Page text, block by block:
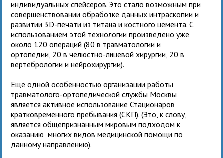
индивидуальных спейсеров. Это стало возможным при
совершенствовании обработке данных интраскопии и
развитии 3D-печати из титана и костного цемента. С
использованием этой технологии произведено уже
около 120 операций (80 в травматологии и
ортопедии, 20 в челюстно-лицевой хирургии, 20 в
вертебрологии и нейрохирургии).
Еще одной особенностью организации работы
травматолого-ортопедической службы Москвы
является активное использование Стационаров
кратковременного пребывания (СКП). (Это, к слову,
является общепризнанным мировым подходом к
оказанию многих видов медицинской помощи по
данному направлению).